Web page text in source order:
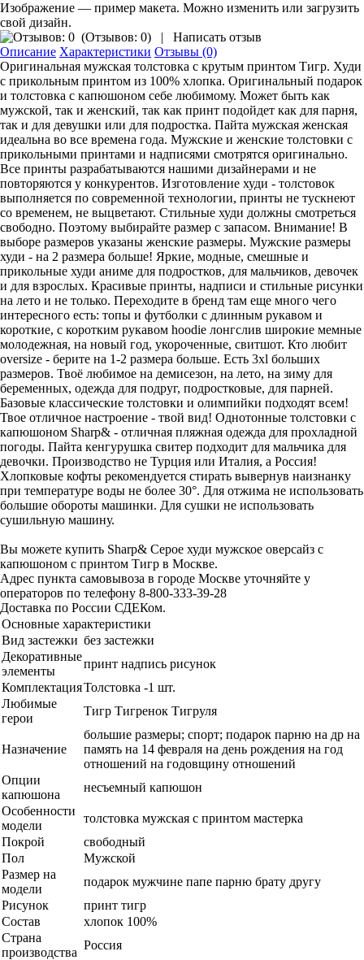
Изображение — пример макета. Можно изменить или загрузить
свой дизайн.
(Отзывов: 0) |
Написать отзыв
Описание Характеристики Отзывы (0)
Оригинальная мужская толстовка с крутым принтом Тигр. Худи
с прикольным принтом из 100% хлопка. Оригинальный подарок
и толстовка с капюшоном себе любимому. Может быть как
мужской, так и женский, так как принт подойдет как для парня,
так и для девушки или для подростка. Пайта мужская женская
идеальна во все времена года. Мужские и женские толстовки с
прикольными принтами и надписями смотрятся оригинально.
Все принты разрабатываются нашими дизайнерами и не
повторяются у конкурентов. Изготовление худи - толстовок
выполняется по современной технологии, принты не тускнеют
со временем, не выцветают. Стильные худи должны смотреться
свободно. Поэтому выбирайте размер с запасом. Внимание! В
выборе размеров указаны женские размеры. Мужские размеры
худи - на 2 размера больше! Яркие, модные, смешные и
прикольные худи аниме для подростков, для мальчиков, девочек
и для взрослых. Красивые принты, надписи и стильные рисунки
на лето и не только. Переходите в бренд там еще много чего
интересного есть: топы и футболки с длинным рукавом и
короткие, с коротким рукавом hoodie лонгслив широкие мемные
молодежная, на новый год, укороченные, свитшот. Кто любит
oversize - берите на 1-2 размера больше. Есть 3xl больших
размеров. Твоё любимое на демисезон, на лето, на зиму для
беременных, одежда для подруг, подростковые, для парней.
Базовые классические толстовки и олимпийки подходят всем!
Твое отличное настроение - твой вид! Однотонные толстовки с
капюшоном Sharp& - отличная пляжная одежда для прохладной
погоды. Пайта кенгурушка свитер подходит для мальчика для
девочки. Производство не Турция или Италия, а Россия!
Хлопковые кофты рекомендуется стирать вывернув наизнанку
при температуре воды не более 30°. Для отжима не использовать
большие обороты машинки. Для сушки не использовать
сушильную машину.
Вы можете купить Sharp& Серое худи мужское оверсайз с
капюшоном с принтом Тигр в Москве.
Адрес пункта самовывоза в городе Москве уточняйте у
операторов по телефону 8-800-333-39-28
Доставка по России СДЕКом.
Основные характеристики
Вид застежки без застежки
Декоративные
элементы
принт надпись рисунок
КомплектацияТолстовка -1 шт.
Любимые
герои
Тигр Тигренок Тигруля
Назначение
большие размеры; спорт; подарок парню на др на
память на 14 февраля на день рождения на год
отношений на годовщину отношений
Опции
капюшона
несъемный капюшон
Особенности
модели
толстовка мужская с принтом мастерка
Покрой
свободный
Пол
Мужской
Размер на
модели
подарок мужчине папе парню брату другу
Рисунок
принт тигр
Состав
хлопок 100%
Страна
производства
Россия